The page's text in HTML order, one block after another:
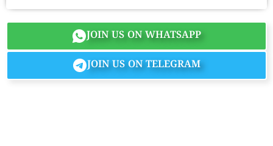
JOIN US ON WHATSAPP
JOIN US ON TELEGRAM